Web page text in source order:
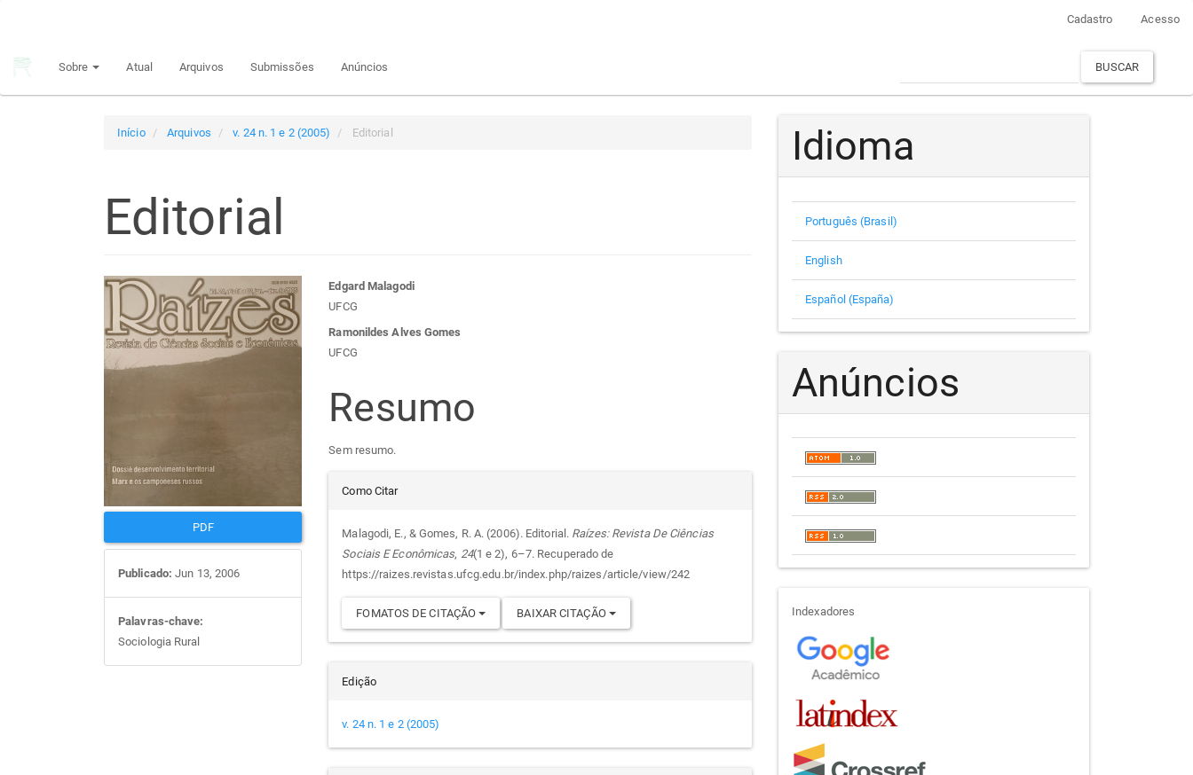
principal
Cadastro Acesso
Sobre Atual Arquivos Submissões Anúncios BUSCAR
Início Arquivos v. 24 n. 1 e 2 (2005) Editorial
Editorial
Barra
lateral
de
PDF
Publicado: Jun 13, 2006
Palavras-chave:
Sociologia Rural
Conteúdo
do
artigo
principal
Edgard Malagodi
UFCG
Ramonildes Alves Gomes
UFCG
Resumo
Sem resumo.
Detalhes
do
artigo
Como Citar
Malagodi, E., & Gomes, R. A. (2006). Editorial. Raízes: Revista De Ciências
Sociais E Econômicas, 24(1 e 2), 6–7. Recuperado de
https://raizes.revistas.ufcg.edu.br/index.php/raizes/article/view/242
FOMATOS DE CITAÇÃO BAIXAR CITAÇÃO
Edição
v. 24 n. 1 e 2 (2005)
Idioma
Português (Brasil)
English
Español (España)
Anúncios
indexadores
Indexadores